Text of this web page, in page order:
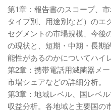
第1章：報告書のスコープ、
タイプ別、用途別など）のエ
セグメントの市場規模、今後
の現状と、短期・中期・長期
能性があるのかについてハイ
第2章：携帯電話用滅菌器メ
市場シェアなどの詳細分析。
第3章：地域レベル、国レベ
収益分析。各地域と主要国の